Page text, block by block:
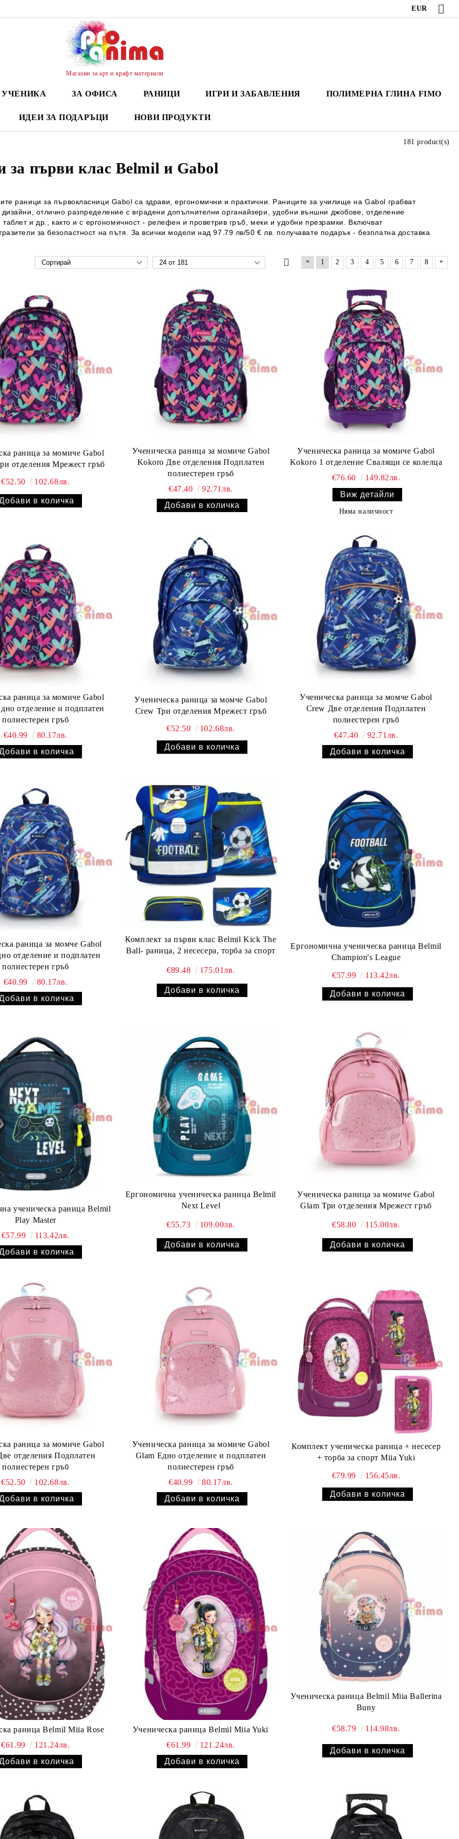
EUR
Магазин за арт и крафт материали
УЧЕНИКА ЗА ОФИСА РАНИЦИ ИГРИ И ЗАБАВЛЕНИЯ ПОЛИМЕРНА ГЛИНА FIMO
ИДЕИ ЗА ПОДАРЪЦИ НОВИ ПРОДУКТИ
за първи клас Belmil и Gabol
раници за първокласници Gabol са здрави, ергономични и практични . Раниците за училище на Gabol грабват
отлично разпределение с вградени допълнителниорганайзери , удобни външни джобове , отделение
таблети др., както и с ергономичност- релефен и проветрив гръб, меки и удобни презрамки. Включват
за безопастност на пътя. За всички модели над 97.79 лв/50 € лв. получавате подарък - безплатна доставка
181 product(s)
« 1 2 3 4 5 6 7 8 »
раница за момиче Gabol
отделения Мрежест гръб
€52.50 102.68лв.
Ученическа раница за момиче Gabol
Kokoro Две отделения Подплатен
полиестерен гръб
€47.40
92.71лв.
Ученическа раница за момиче Gabol
Kokoro 1 отделение Свалящи се колелца
€76.60
149.82лв.
Виж детайли
Няма наличност
раница за момиче Gabol
отделение и подплатен
полиестерен гръб
€40.99
80.17лв.
Ученическа раница за момче Gabol
Crew Три отделения Мрежест гръб
€52.50 102.68лв.
Ученическа раница за момче Gabol
Crew Две отделения Подплатен
полиестерен гръб
€47.40
92.71лв.
раница за момче Gabol
отделение и подплатен
полиестерен гръб
€40.99
80.17лв.
Комплект за първи клас Belmil Kick The
Ball- раница, 2 несесера, торба за спорт
€89.48 175.01лв.
Ергономична ученическа раница Belmil
Champion's League
€57.99 113.42лв.
ученическа раница Belmil
Play Master
€57.99
113.42лв.
Ергономична ученическа раница Belmil
Next Level
€55.73 109.00лв.
Ученическа раница за момиче Gabol
Glam Три отделения Мрежест гръб
€58.80 115.00лв.
раница за момиче Gabol
отделения Подплатен
полиестерен гръб
€52.50
102.68лв.
Ученическа раница за момиче Gabol
Glam Едно отделение и подплатен
полиестерен гръб
€40.99
80.17лв.
Комплект ученическа раница + несесер
+ торба за спорт Miia Yuki
€79.99 156.45лв.
раница Belmil Miia Rose
€61.99
121.24лв.
Ученическа раница Belmil Miia Yuki
€61.99
121.24лв.
Ученическа раница Belmil Miia Ballerina
Buny
€58.79 114.98лв.